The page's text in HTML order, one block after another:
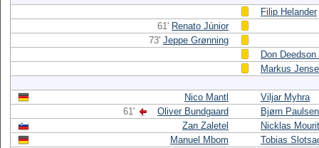
Filip Helander
61' Renato Júnior
73' Jeppe Grønning
Don
Markus
Nico Mantl
Viljar Myhra
61'
Oliver Bundgaard
Bjørn Paulsen
Zan Zaletel
Nicklas
Manuel Mbom
Tobias